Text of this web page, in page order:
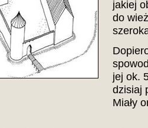
jakiej
do
jej ok.
dzisiaj
Miały